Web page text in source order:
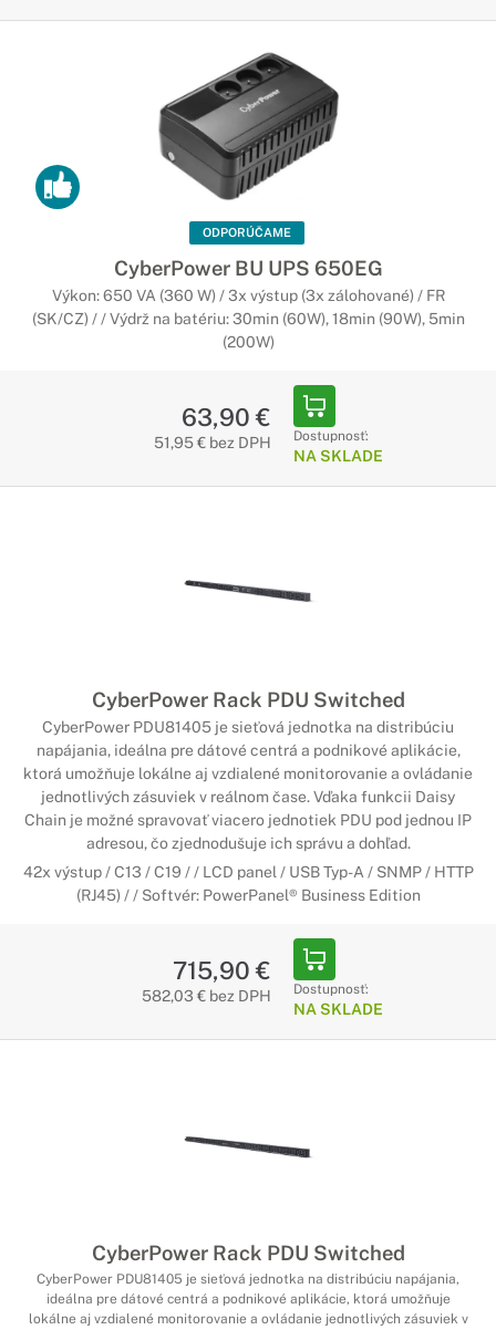
ODPORÚČAME
CyberPower BU UPS 650EG
Výkon: 650 VA (360 W) / 3x výstup (3x zálohované) / FR
(SK/CZ) / / Výdrž na batériu: 30min (60W), 18min (90W), 5min
(200W)
63,90 €
51,95 € bez DPH Dostupnosť:
NA SKLADE
CyberPower Rack PDU Switched
CyberPower PDU81405 je sieťová jednotka na distribúciu
napájania, ideálna pre dátové centrá a podnikové aplikácie,
ktorá umožňuje lokálne aj vzdialené monitorovanie a ovládanie
jednotlivých zásuviek v reálnom čase. Vďaka funkcii Daisy
Chain je možné spravovať viacero jednotiek PDU pod jednou IP
adresou, čo zjednodušuje ich správu a dohľad.
42x výstup / C13 / C19 / / LCD panel / USB Typ-A / SNMP / HTTP
(RJ45) / / Softvér: PowerPanel® Business Edition
715,90 €
582,03 € bez DPH Dostupnosť:
NA SKLADE
CyberPower Rack PDU Switched
CyberPower PDU81405 je sieťová jednotka na distribúciu napájania,
ideálna pre dátové centrá a podnikové aplikácie, ktorá umožňuje
lokálne aj vzdialené monitorovanie a ovládanie jednotlivých zásuviek v